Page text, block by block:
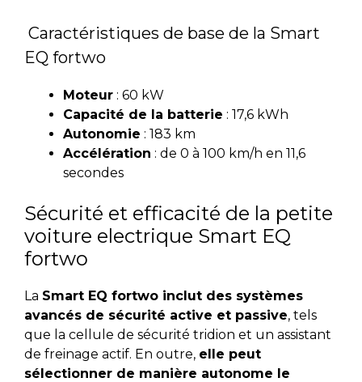
Caractéristiques de base de la Smart
EQ fortwo
Moteur : 60 kW
Capacité de la batterie : 17,6 kWh
Autonomie : 183 km
Accélération : de 0 à 100 km/h en 11,6
secondes
Sécurité et efficacité de la petite
voiture electrique Smart EQ
fortwo
La Smart EQ fortwo inclut des systèmes
avancés de sécurité active et passive, tels
que la cellule de sécurité tridion et un assistant
de freinage actif. En outre, elle peut
sélectionner de manière autonome le